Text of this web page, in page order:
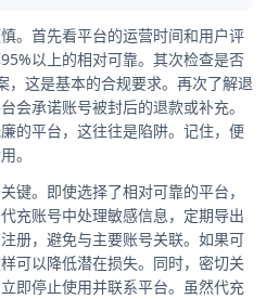
。首先看平台的运营时间和用户评
以上的相对可靠。其次检查是否
，这是基本的合规要求。再次了解退
会承诺账号被封后的退款或补充。
的平台，这往往是陷阱。记住，便
。
键。即使选择了相对可靠的平台，
充账号中处理敏感信息，定期导出
册，避免与主要账号关联。如果可
可以降低潜在损失。同时，密切关
即停止使用并联系平台。虽然代充